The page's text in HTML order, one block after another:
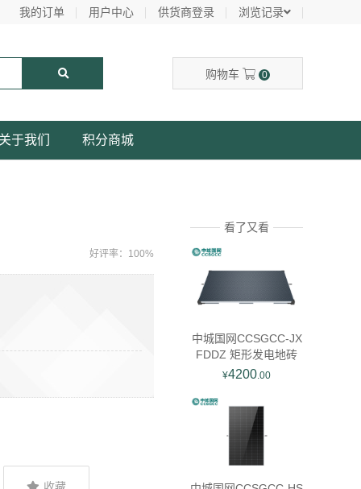
我的订单 用户中心 供货商登录 浏览记录
购物车 0
关于我们 积分商城
好评率：100%
看了又看
中城国网CCSGCC-JX
FDDZ 矩形发电地砖
¥4200.00